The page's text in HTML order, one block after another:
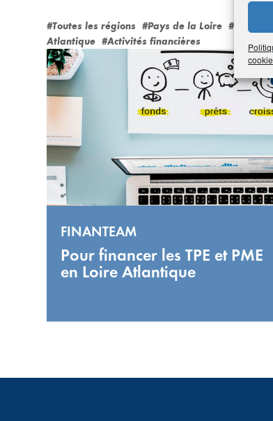
#Toutes les régions #Pays de la Loire #44 Loire-
Atlantique #Activités financières
FINANTEAM
Pour financer les TPE et PME
en Loire Atlantique